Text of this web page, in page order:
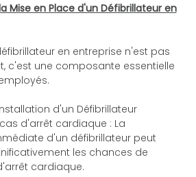
Mise en Place d'un Défibrillateur en
en entreprise n'est pas
c'est une composante essentielle
d'un Défibrillateur
d'arrêt cardiaque : La
d'un défibrillateur peut
les chances de
cardiaque.